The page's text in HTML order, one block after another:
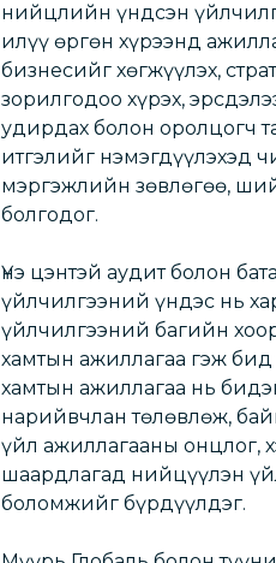
нийцлийн үндсэн
илүү өргөн хүрээнд
бизнесийг хөгжүүлэх,
зорилгодоо хүрэх,
удирдах болон оролцогч
итгэлийг нэмэгдүүлэхэд
мэргэжлийн зөвлөгөө,
болгодог.
Үнэ цэнтэй аудит болон
үйлчилгээний үндэс нь
үйлчилгээний багийн
хамтын ажиллагаа гэж бид
хамтын ажиллагаа нь
нарийвчлан төлөвлөж,
үйл ажиллагааны онцлог,
шаардлагад нийцүүлэн
боломжийг бүрдүүлдэг.